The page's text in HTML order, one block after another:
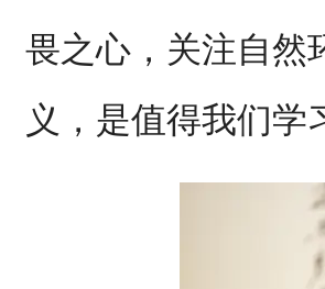
畏之心，关注自然
义，是值得我们学